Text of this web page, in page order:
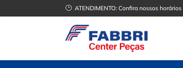
} ATENDIMENTO:Confira nossos